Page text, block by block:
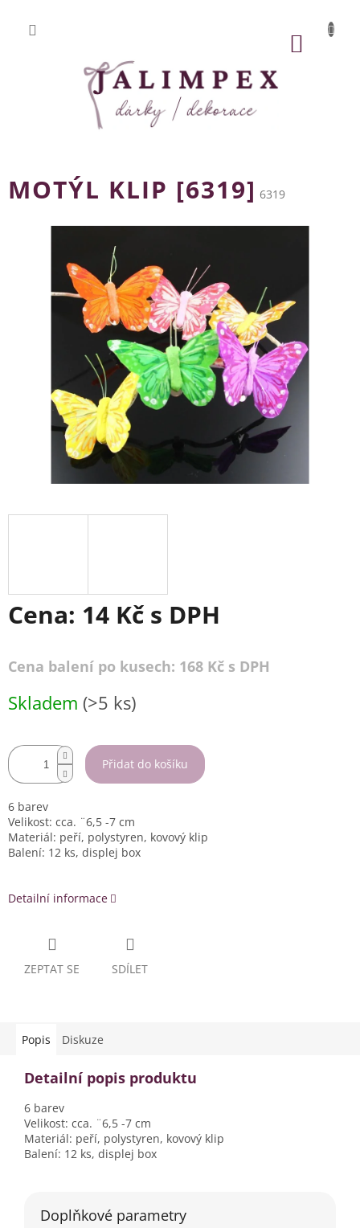
obsah
MOTÝL KLIP [6319] 6319
Cena: 14 Kč s DPH
Cena balení po kusech: 168 Kč s DPH
cena:
Skladem (>5 ks)
Přidat do košíku
6 barev
Velikost: cca. ¨6,5 -7 cm
Materiál: peří, polystyren, kovový klip
Balení: 12 ks, displej box
Detailní informace
ZEPTAT SE SDÍLET
Popis Diskuze
Detailní popis produktu
6 barev
Velikost: cca. ¨6,5 -7 cm
Materiál: peří, polystyren, kovový klip
Balení: 12 ks, displej box
Doplňkové parametry